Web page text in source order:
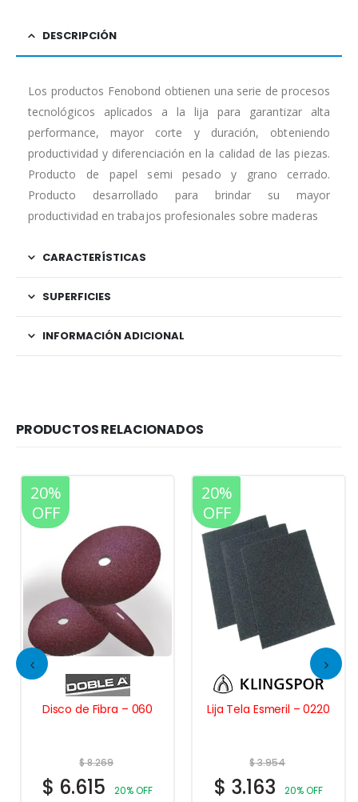
DESCRIPCIÓN
Los productos Fenobond obtienen una serie de procesos
tecnológicos aplicados a la lija para garantizar alta
performance, mayor corte y duración, obteniendo
productividad y diferenciación en la calidad de las piezas.
Producto de papel semi pesado y grano cerrado.
Producto desarrollado para brindar su mayor
productividad en trabajos profesionales sobre maderas
CARACTERÍSTICAS
SUPERFICIES
INFORMACIÓN ADICIONAL
PRODUCTOS RELACIONADOS
20%
OFF
Disco de Fibra – 060
$8.269
$ 6.615 20% OFF
20%
OFF
Lija Tela Esmeril – 0220
$3.954
$ 3.163 20% OFF